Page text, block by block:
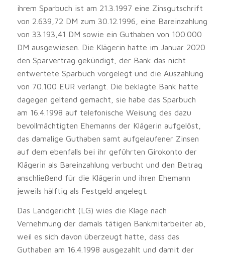
ihrem Sparbuch ist am 21.3.1997 eine Zinsgutschrift
von 2.639,72 DM zum 30.12.1996, eine Bareinzahlung
von 33.193,41 DM sowie ein Guthaben von 100.000
DM ausgewiesen. Die Klägerin hatte im Januar 2020
den Sparvertrag gekündigt, der Bank das nicht
entwertete Sparbuch vorgelegt und die Auszahlung
von 70.100 EUR verlangt. Die beklagte Bank hatte
dagegen geltend gemacht, sie habe das Sparbuch
am 16.4.1998 auf telefonische Weisung des dazu
bevollmächtigten Ehemanns der Klägerin aufgelöst,
das damalige Guthaben samt aufgelaufener Zinsen
auf dem ebenfalls bei ihr geführten Girokonto der
Klägerin als Bareinzahlung verbucht und den Betrag
anschließend für die Klägerin und ihren Ehemann
jeweils hälftig als Festgeld angelegt.
Das Landgericht (LG) wies die Klage nach
Vernehmung der damals tätigen Bankmitarbeiter ab,
weil es sich davon überzeugt hatte, dass das
Guthaben am 16.4.1998 ausgezahlt und damit der